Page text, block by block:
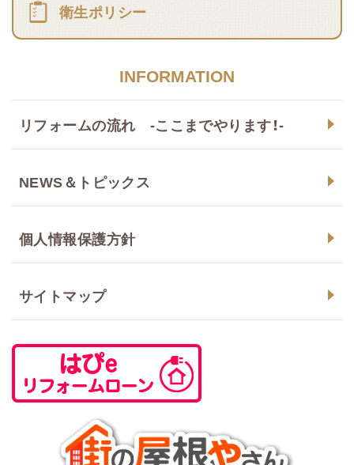
衛生ポリシー
INFORMATION
リフォームの流れ -ここまでやります！-
NEWS＆トピックス
個人情報保護方針
サイトマップ